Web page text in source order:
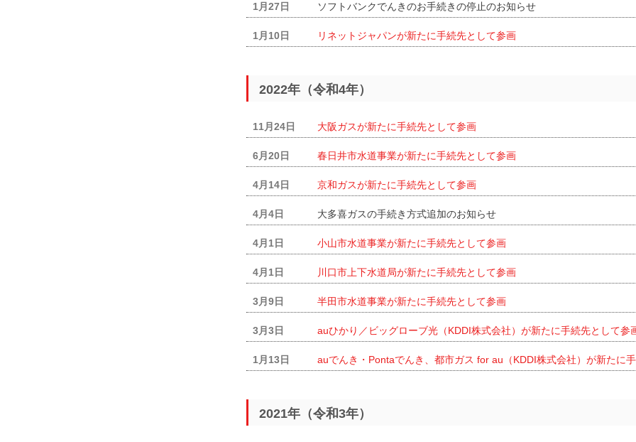
1月27日 ソフトバンクでんきのお手続きの停止のお知らせ
1月10日 リネットジャパンが新たに手続先として参画
2022年（令和4年）
11月24日 大阪ガスが新たに手続先として参画
6月20日 春日井市水道事業が新たに手続先として参画
4月14日 京和ガスが新たに手続先として参画
4月4日 大多喜ガスの手続き方式追加のお知らせ
4月1日 小山市水道事業が新たに手続先として参画
4月1日 川口市上下水道局が新たに手続先として参画
3月9日 半田市水道事業が新たに手続先として参画
3月3日 auひかり／ビッグローブ光（KDDI株式会社）が新たに手続先として参
1月13日 auでんき・Pontaでんき、都市ガス for au（KDDI株式会社）が新たに
2021年（令和3年）